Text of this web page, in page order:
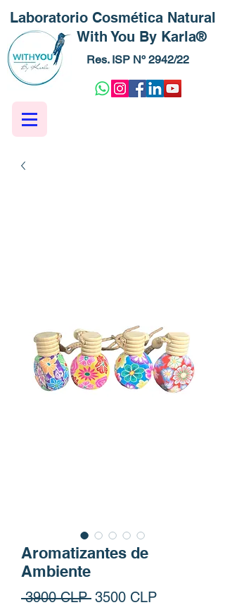
Laboratorio Cosmética Natural
With You By Karla®
Res. ISP Nº 2942/22
Aromatizantes de
Ambiente
3900 CLP Precio
3500 CLPPrecio de